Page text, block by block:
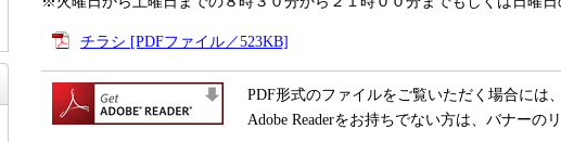
チラシ [PDFファイル／523KB]
PDF形式のファイルをご覧いただく場合には
Adobe Readerをお持ちでない方は、バナー